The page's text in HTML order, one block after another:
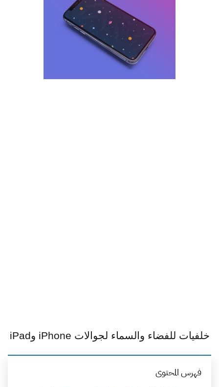
خلفيات للفضاء والسماء لجوالات iPhone وiPad
فهرس المحتوى